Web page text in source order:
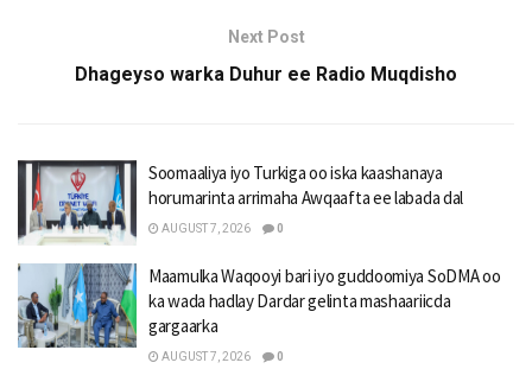
Next Post
Dhageyso warka Duhur ee Radio Muqdisho
Soomaaliya iyo Turkiga oo iska kaashanaya
horumarinta arrimaha Awqaafta ee labada dal
AUGUST 7, 2026 0
Maamulka Waqooyi bari iyo guddoomiya SoDMA oo
ka wada hadlay Dardar gelinta mashaariicda
gargaarka
AUGUST 7, 2026 0